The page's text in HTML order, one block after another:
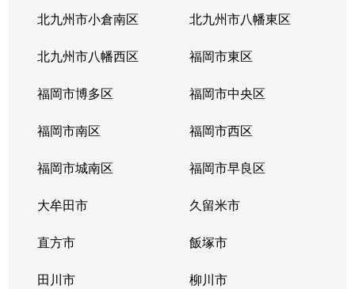
北九州市小倉南区 北九州市八幡東区
北九州市八幡西区 福岡市東区
福岡市博多区 福岡市中央区
福岡市南区 福岡市西区
福岡市城南区 福岡市早良区
大牟田市 久留米市
直方市 飯塚市
田川市 柳川市